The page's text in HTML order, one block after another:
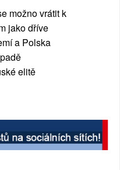
možno vrátit k
jako dříve
a Polska
elitě